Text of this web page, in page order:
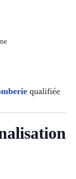
qualifiée